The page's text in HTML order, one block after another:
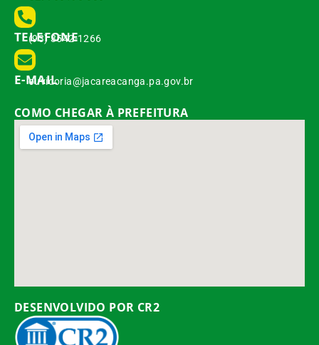
TELEFONE
(93) 3542-1266
E-MAIL
ouvidoria@jacareacanga.pa.gov.br
COMO CHEGAR À PREFEITURA
DESENVOLVIDO POR CR2